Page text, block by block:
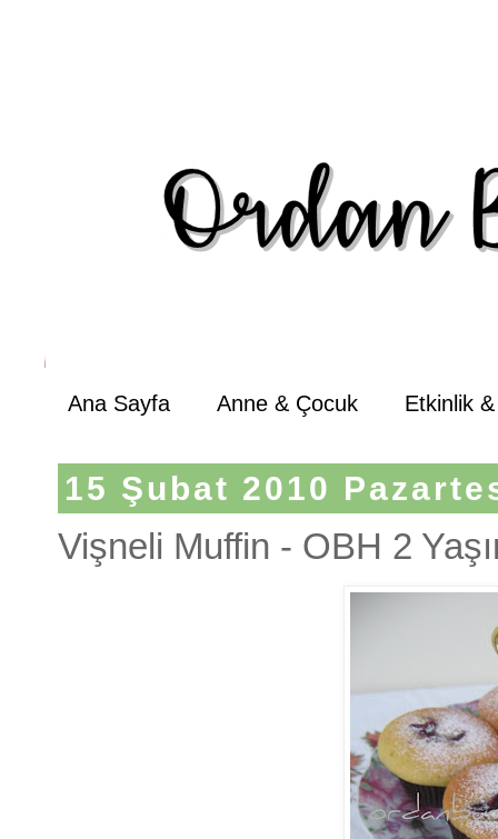
Ana Sayfa Anne & Çocuk Etkinlik
15 Şubat 2010
Vişneli Muffin - OBH 2